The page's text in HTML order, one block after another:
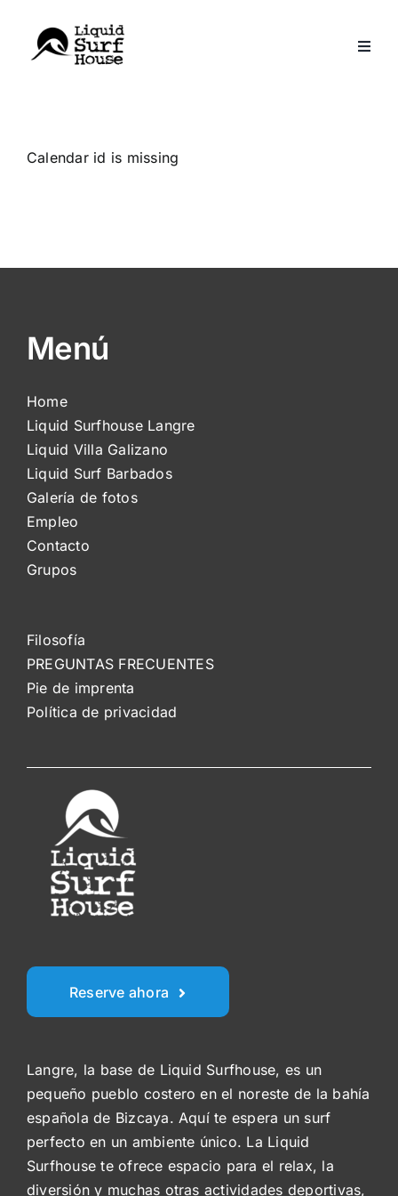
content
Calendar id is missing
Menú
Home
Liquid Surfhouse Langre
Liquid Villa Galizano
Liquid Surf Barbados
Galería de fotos
Empleo
Contacto
Grupos
Filosofía
PREGUNTAS FRECUENTES
Pie de imprenta
Política de privacidad
Reserve ahora
Langre, la base de Liquid Surfhouse, es un
pequeño pueblo costero en el noreste de la bahía
española de Bizcaya. Aquí te espera un surf
perfecto en un ambiente único. La Liquid
Surfhouse te ofrece espacio para el relax, la
diversión y muchas otras actividades deportivas,